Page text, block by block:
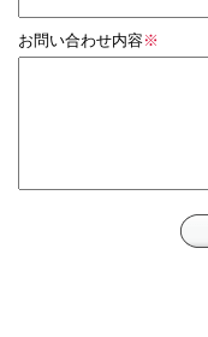
お問い合わせ内容※